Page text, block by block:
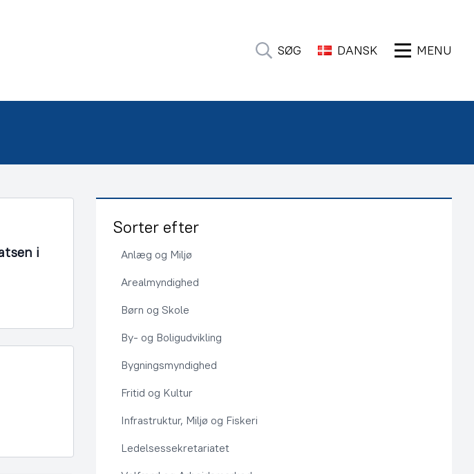
SØG DANSK MENU
i
Sorter efter
Anlæg og Miljø
Arealmyndighed
Børn og Skole
By- og Boligudvikling
Bygningsmyndighed
Fritid og Kultur
Infrastruktur, Miljø og Fiskeri
Ledelsessekretariatet